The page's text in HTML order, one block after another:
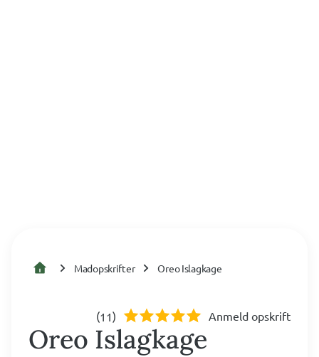
Madopskrifter Oreo Islagkage
(11) Anmeld opskrift
Oreo Islagkage